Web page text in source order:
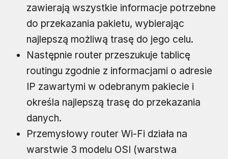
zawierają wszystkie informacje potrzebne
do przekazania pakietu, wybierając
najlepszą możliwą trasę do jego celu.
Następnie router przeszukuje tablicę
routingu zgodnie z informacjami o adresie
IP zawartymi w odebranym pakiecie i
określa najlepszą trasę do przekazania
danych.
Przemysłowy router Wi-Fi działa na
warstwie 3 modelu OSI (warstwa